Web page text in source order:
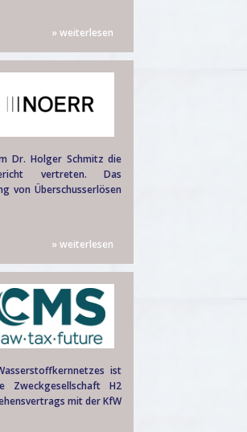
» weiterlesen
Dr. Holger Schmitz die
vertreten. Das
von Überschusserlösen
» weiterlesen
ist
Zweckgesellschaft H2
mit der KfW